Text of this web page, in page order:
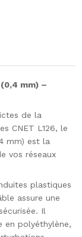
mm) –
de la
CNET L126, le
mm) est la
vos réseaux
plastiques
assure une
Il
en polyéthylène,